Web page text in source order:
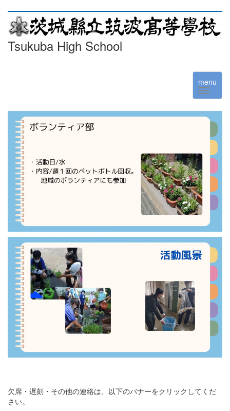
Tsukuba High School
menu
欠席・遅刻・その他の連絡は、以下のバナーをクリックしてくだ
さい。